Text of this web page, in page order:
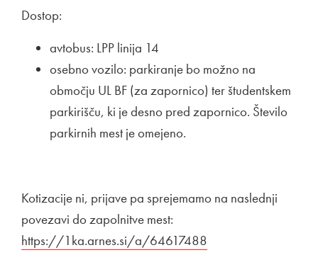
Dostop:
avtobus: LPP linija 14
osebno vozilo: parkiranje bo možno na
območju UL BF (za zapornico) ter študentskem
parkirišču, ki je desno pred zapornico. Število
parkirnih mest je omejeno.
Kotizacije ni, prijave pa sprejemamo na naslednji
povezavi do zapolnitve mest:
https://1ka.arnes.si/a/64617488